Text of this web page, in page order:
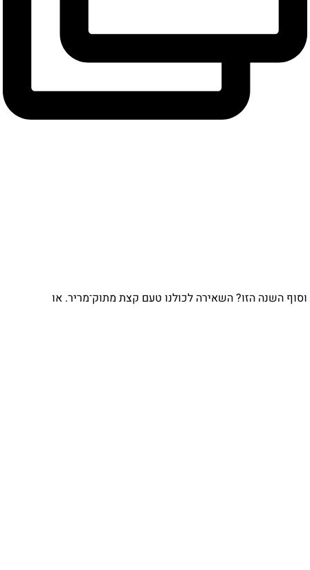
וסוף השנה הזו? השאירה לכולנו טעם קצת מתוק־מריר. או